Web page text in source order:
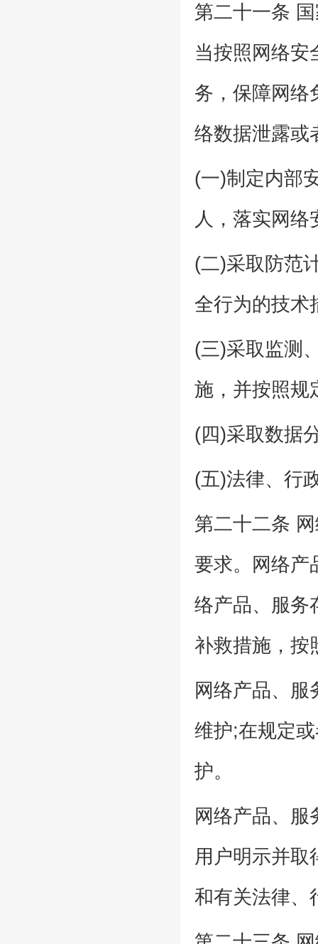
第二十一条
当按照网络安
务，保障网络
络数据泄露或
(一)制定内部
人，落实网络
(二)采取防范
全行为的技术
(三)采取监测
施，并按照规
(四)采取数据
(五)法律、行
第二十二条
要求。网络产
络产品、服务
补救措施，按
网络产品、
维护;在规定
护。
网络产品、
用户明示并取
和有关法律、